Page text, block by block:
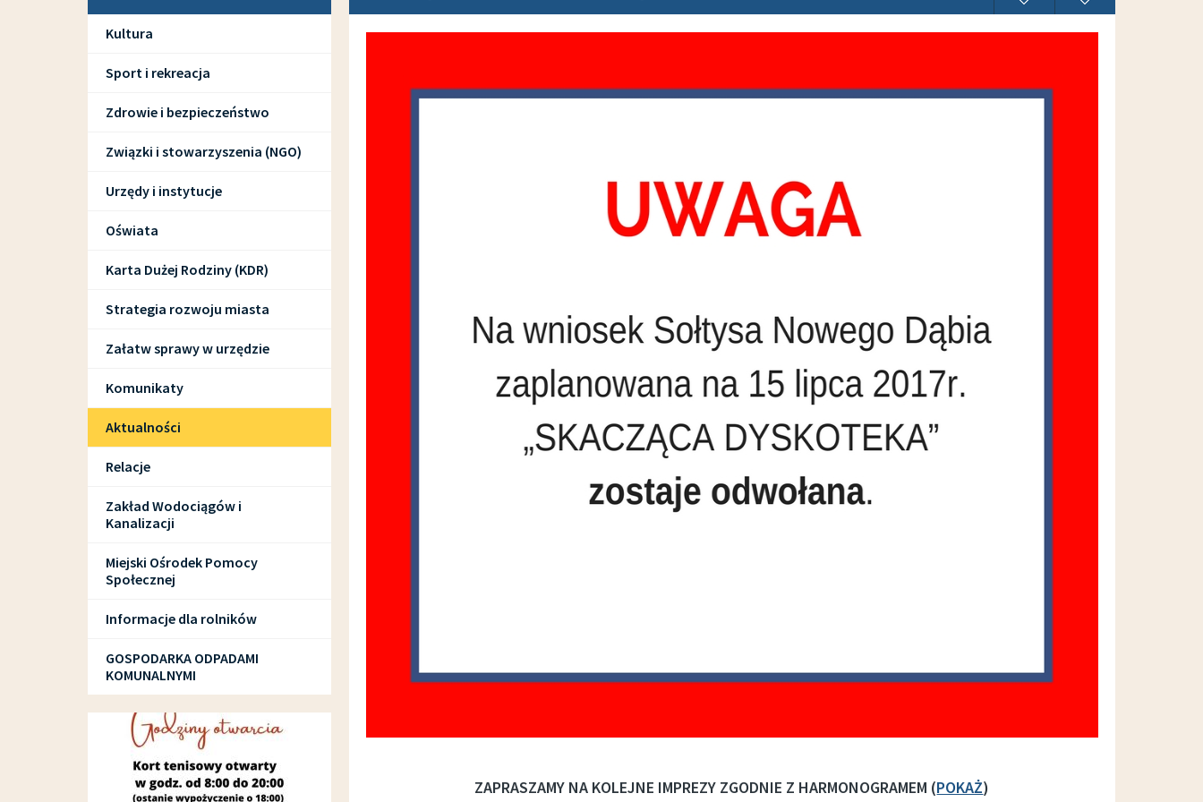
Kultura
Sport i rekreacja
Zdrowie i bezpieczeństwo
Związki i stowarzyszenia (NGO)
Urzędy i instytucje
Oświata
Karta Dużej Rodziny (KDR)
Strategia rozwoju miasta
Załatw sprawy w urzędzie
Komunikaty
Aktualności
Relacje
Zakład Wodociągów i
Kanalizacji
Miejski Ośrodek Pomocy
Społecznej
Informacje dla rolników
GOSPODARKA ODPADAMI
KOMUNALNYMI
SPORT I REKREACJA
ZAPRASZAMY NA KOLEJNE IMPREZY ZGODNIE Z HARMONOGRAMEM (POKAŻ)